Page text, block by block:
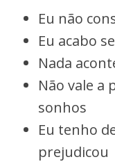
Eu não
Eu acabo
Nada
Não vale a
sonhos
Eu tenho
prejudicou